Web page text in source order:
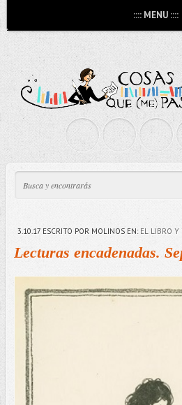
:::: MENU ::::
3.10.17ESCRITO POR MOLINOS EN: EL LIBRO Y
Lecturas encadenadas.